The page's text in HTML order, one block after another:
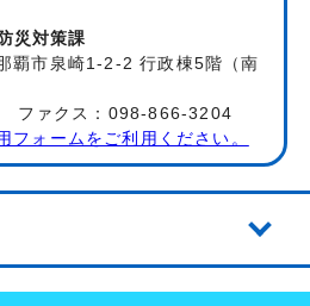
災対策課
市泉崎1-2-2 行政棟5階（南
ファクス：098-866-3204
フォームをご利用ください。